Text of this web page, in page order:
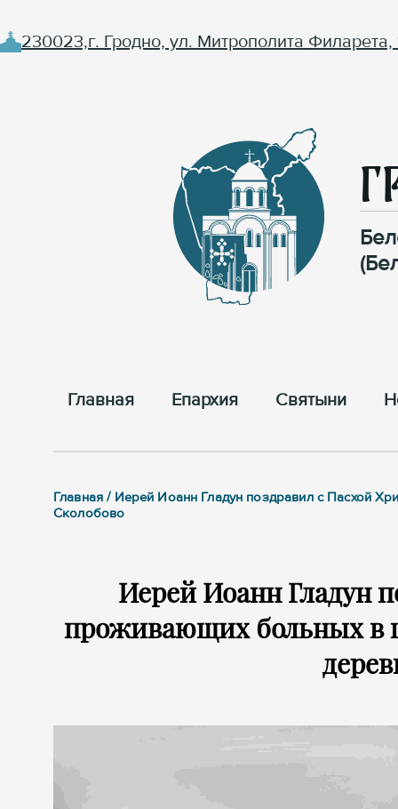
230023,г. Гродно, ул. Митрополита Филарета,
Главная Епархия Cвятыни
Главная / Иерей Иоанн Гладун поздравил с Пасхой
Сколобово
Иерей Иоанн Гладун
проживающих больных в